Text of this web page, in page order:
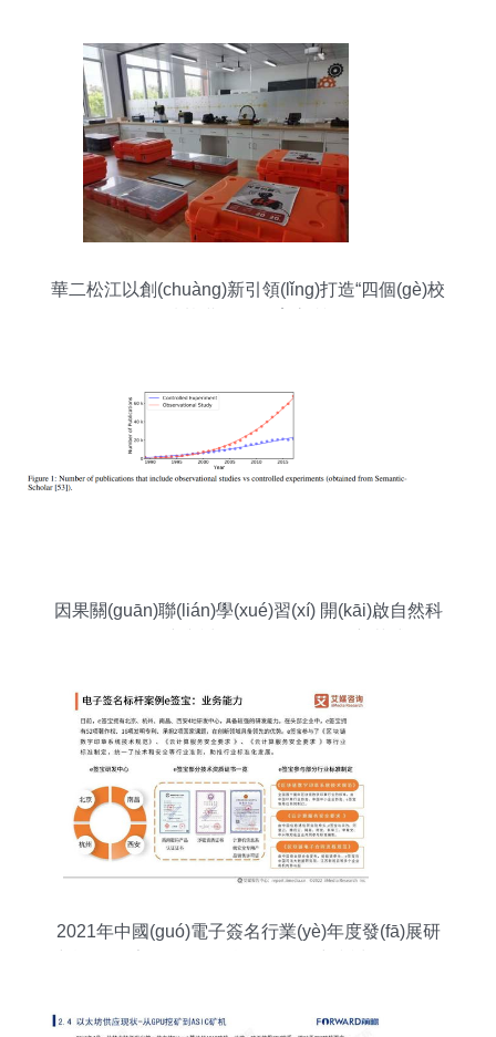
華二松江以創(chuàng)新引領(lǐng)打造“四個(gè)校
因果關(guān)聯(lián)學(xué)習(xí) 開(kāi)啟自然科
2021年中國(guó)電子簽名行業(yè)年度發(fā)展研